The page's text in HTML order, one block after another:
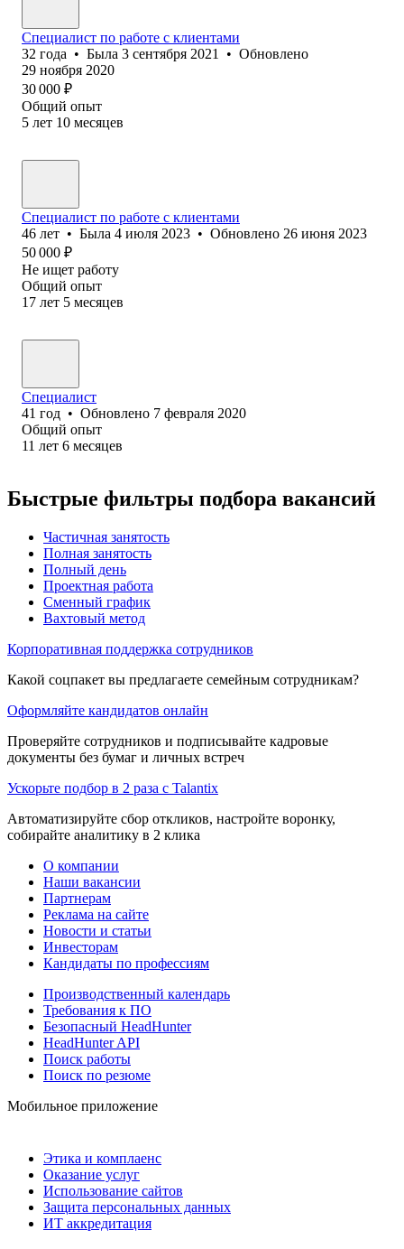
Специалист по работе с клиентами
32 года • Была 3 сентября 2021 • Обновлено
29 ноября 2020
30 000 ₽
Общий опыт
5 лет 10 месяцев
Специалист по работе с клиентами
46 лет • Была 4 июля 2023 • Обновлено 26 июня 2023
50 000 ₽
Не ищет работу
Общий опыт
17 лет 5 месяцев
Специалист
41 год • Обновлено 7 февраля 2020
Общий опыт
11 лет 6 месяцев
Быстрые фильтры подбора вакансий
Частичная занятость
Полная занятость
Полный день
Проектная работа
Сменный график
Вахтовый метод
Корпоративная поддержка сотрудников
Какой соцпакет вы предлагаете семейным сотрудникам?
Оформляйте кандидатов онлайн
Проверяйте сотрудников и подписывайте кадровые
документы без бумаг и личных встреч
Ускорьте подбор в 2 раза с Talantix
Автоматизируйте сбор откликов, настройте воронку,
собирайте аналитику в 2 клика
О компании
Наши вакансии
Партнерам
Реклама на сайте
Новости и статьи
Инвесторам
Кандидаты по профессиям
Производственный календарь
Требования к ПО
Безопасный HeadHunter
HeadHunter API
Поиск работы
Поиск по резюме
Мобильное приложение
Этика и комплаенс
Оказание услуг
Использование сайтов
Защита персональных данных
ИТ аккредитация